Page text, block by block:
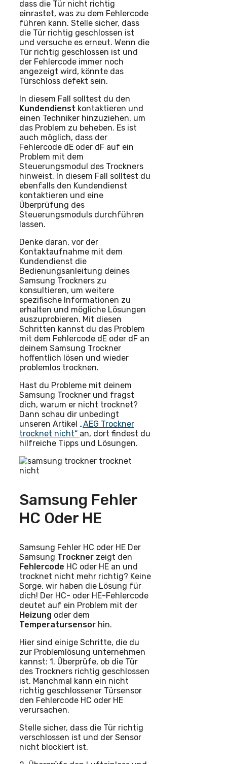
dass die Tür nicht richtig
einrastet, was zu dem Fehlercode
führen kann. Stelle sicher, dass
die Tür richtig geschlossen ist
und versuche es erneut. Wenn die
Tür richtig geschlossen ist und
der Fehlercode immer noch
angezeigt wird, könnte das
Türschloss defekt sein.
In diesem Fall solltest du den
Kundendienst kontaktieren und
einen Techniker hinzuziehen, um
das Problem zu beheben. Es ist
auch möglich, dass der
Fehlercode dE oder dF auf ein
Problem mit dem
Steuerungsmodul des Trockners
hinweist. In diesem Fall solltest du
ebenfalls den Kundendienst
kontaktieren und eine
Überprüfung des
Steuerungsmoduls durchführen
lassen.
Denke daran, vor der
Kontaktaufnahme mit dem
Kundendienst die
Bedienungsanleitung deines
Samsung Trockners zu
konsultieren, um weitere
spezifische Informationen zu
erhalten und mögliche Lösungen
auszuprobieren. Mit diesen
Schritten kannst du das Problem
mit dem Fehlercode dE oder dF an
deinem Samsung Trockner
hoffentlich lösen und wieder
problemlos trocknen.
Hast du Probleme mit deinem
Samsung Trockner und fragst
dich, warum er nicht trocknet?
Dann schau dir unbedingt
unseren Artikel „AEG Trockner
trocknet nicht“ an, dort findest du
hilfreiche Tipps und Lösungen.
Samsung Fehler
HC Oder HE
Samsung Fehler HC oder HE Der
Samsung Trockner zeigt den
Fehlercode HC oder HE an und
trocknet nicht mehr richtig? Keine
Sorge, wir haben die Lösung für
dich! Der HC- oder HE-Fehlercode
deutet auf ein Problem mit der
Heizung oder dem
Temperatursensor hin.
Hier sind einige Schritte, die du
zur Problemlösung unternehmen
kannst: 1. Überprüfe, ob die Tür
des Trockners richtig geschlossen
ist. Manchmal kann ein nicht
richtig geschlossener Türsensor
den Fehlercode HC oder HE
verursachen.
Stelle sicher, dass die Tür richtig
verschlossen ist und der Sensor
nicht blockiert ist.